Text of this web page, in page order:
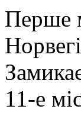
Перше
11-е